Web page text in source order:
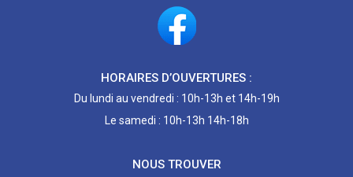
HORAIRES D’OUVERTURES :
Du lundi au vendredi : 10h-13h et 14h-19h
Le samedi : 10h-13h 14h-18h
NOUS TROUVER